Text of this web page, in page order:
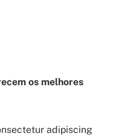
os melhores
adipiscing